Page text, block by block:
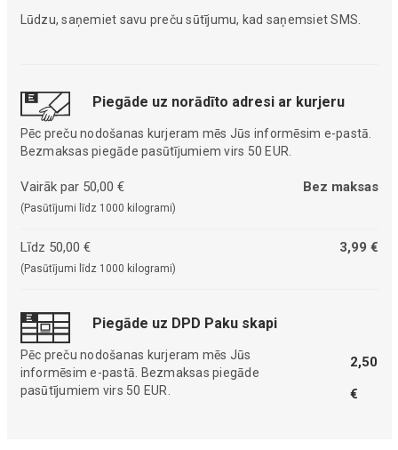
Lūdzu, saņemiet savu preču sūtījumu, kad saņemsiet SMS.
Piegāde uz norādīto adresi ar kurjeru
Pēc preču nodošanas kurjeram mēs Jūs informēsim e-pastā.
Bezmaksas piegāde pasūtījumiem virs 50 EUR.
Vairāk par 50,00 €
(Pasūtījumi līdz 1000 kilogrami)
Bez maksas
Līdz 50,00 €
(Pasūtījumi līdz 1000 kilogrami)
3,99 €
Piegāde uz DPD Paku skapi
Pēc preču nodošanas kurjeram mēs Jūs
informēsim e-pastā. Bezmaksas piegāde
pasūtījumiem virs 50 EUR.
2,50
€